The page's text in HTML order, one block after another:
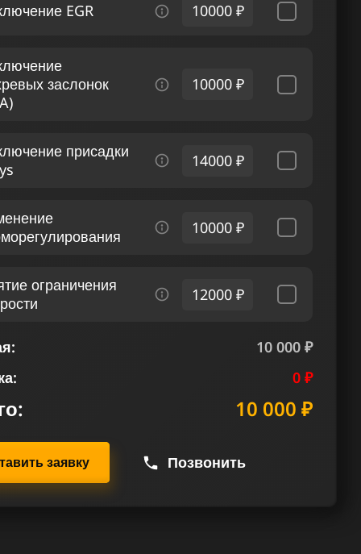
EGR 10000 ₽
заслонок
10000 ₽
присадки
14000 ₽
10000 ₽
ограничения
12000 ₽
10 000 ₽
0 ₽
10 000 ₽
заявку Позвонить